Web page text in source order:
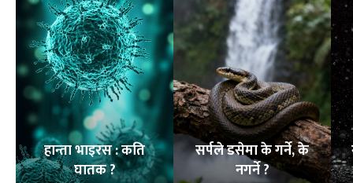
हान्ता भाइरस : कति
घातक ?
सर्पले डसेमा के गर्ने, के
नगर्ने ?